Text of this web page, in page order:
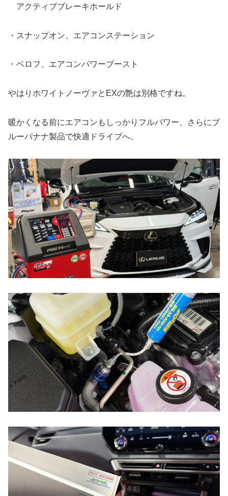
アクティブブレーキホールド
・スナップオン、エアコンステーション
・ベロフ、エアコンパワーブースト
やはりホワイトノーヴァとEXの艶は別格ですね。
暖かくなる前にエアコンもしっかりフルパワー、さらにブ
ルーバナナ製品で快適ドライブへ。